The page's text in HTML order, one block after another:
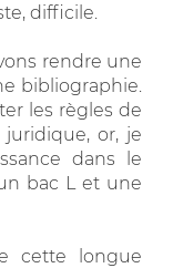
difficile.
rendre une
bibliographie.
les règles de
or, je
dans le
bac L et une
cette longue